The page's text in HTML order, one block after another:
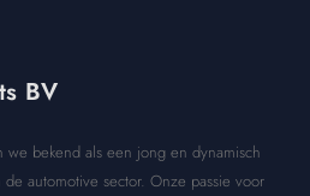
BV
we bekend als een jong en dynamisch
automotive sector. Onze passie voor